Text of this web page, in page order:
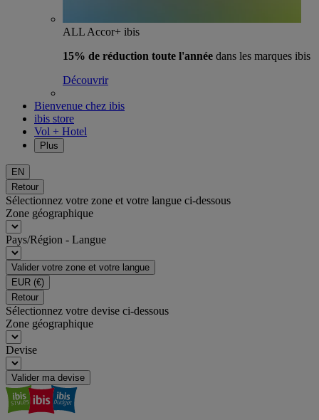
ALL Accor+ ibis
15% de réduction toute l'année dans les marques ibis
Découvrir
Bienvenue chez ibis
ibis store
Vol + Hotel
Plus
EN
Retour
Sélectionnez votre zone et votre langue ci-dessous
Zone géographique
Pays/Région - Langue
Valider votre zone et votre langue
EUR (€)
Retour
Sélectionnez votre devise ci-dessous
Zone géographique
Devise
Valider ma devise